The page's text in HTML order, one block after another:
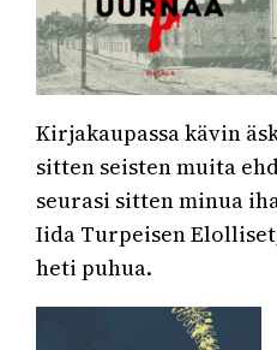
Kirjakaupassa kävin
sitten seisten muita
seurasi sitten minua
Iida Turpeisen
heti puhua.